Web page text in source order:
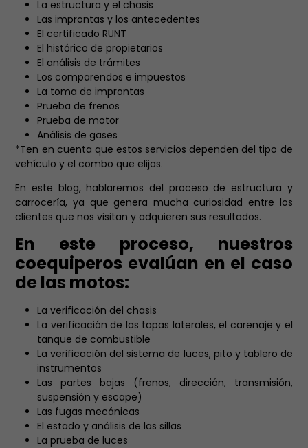
La estructura y el chasis
Las improntas y los antecedentes
El certificado RUNT
El histórico de propietarios
El análisis de trámites
Los comparendos e impuestos
La toma de improntas
Prueba de frenos
Prueba de motor
Análisis de gases
*Ten en cuenta que estos servicios dependen del tipo de
vehículo y el combo que elijas.
En este blog,hablaremos del proceso de estructura y
carrocería, ya que genera mucha curiosidad entre los
clientes que nos visitan y adquieren sus resultados.
En este proceso, nuestros
coequiperos evalúan en el caso
de las motos:
La verificación del chasis
La verificación de las tapas laterales, el carenaje y el
tanque de combustible
La verificación del sistema de luces, pito y tablero de
instrumentos
Las partes bajas (frenos, dirección, transmisión,
suspensión y escape)
Las fugas mecánicas
El estado y análisis de las sillas
La prueba de luces